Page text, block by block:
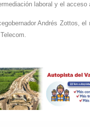
laboral y el acceso
Andrés Zottos,